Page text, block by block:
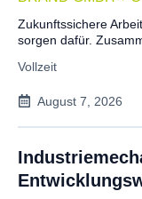
Vollzeit
Zukunftssichere
sorgen dafür.
August 7, 2026